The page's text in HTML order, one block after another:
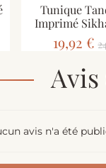
Tunique
Imprimé
Taille
19,92 €
Avis
avis n'a été